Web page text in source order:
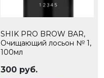
SHIK PRO BROW BAR,
Очищающий лосьон № 1,
100мл
300 руб.